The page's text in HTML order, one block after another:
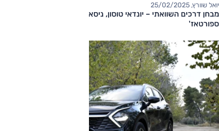
יואל שוורץ, 25/02/2025
ספורטאז'